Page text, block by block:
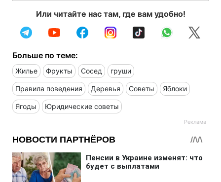
Или читайте нас там, где вам удобно!
Больше по теме:
Жилье Фрукты Сосед груши
Правила поведения Деревья Советы Яблоки
Ягоды Юридические советы